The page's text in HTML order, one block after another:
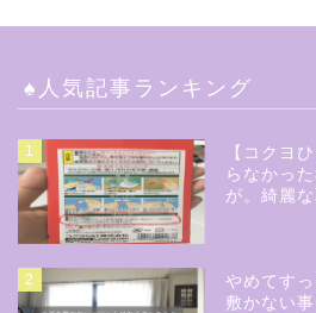
♠︎人気記事ランキング
1
【コクヨ
らなかっ
が。綺麗
2
やめてす
敷かない